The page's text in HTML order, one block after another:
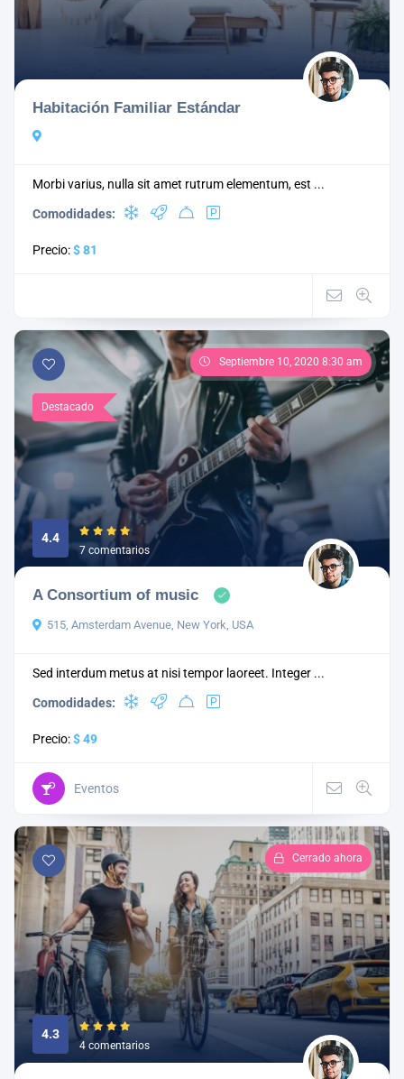
Habitación Familiar Estándar
Morbi varius, nulla sit amet rutrum elementum, est ...
Comodidades:
Precio:$ 81
Destacado
Septiembre 10, 2020 8:30 am
4.4
7 comentarios
A Consortium of music
515, Amsterdam Avenue, New York, USA
Sed interdum metus at nisi tempor laoreet. Integer ...
Comodidades:
Precio:$ 49
Eventos
Cerrado ahora
4.3
4 comentarios